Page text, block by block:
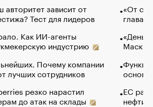
авторитет зависит от
Тест для лидеров
Как ИИ-агенты
индустрию
Почему компании
лучших сотрудников
резко нарастил
до атак на склады
«От
глава
Маск в
основ
ЕС
нефти